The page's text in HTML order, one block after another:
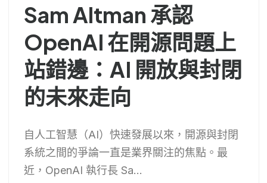
Sam Altman 承認
OpenAI 在開源問題上
站錯邊：AI 開放與封閉
的未來走向
自人工智慧（AI）快速發展以來，開源與封閉
系統之間的爭論一直是業界關注的焦點。最
近，OpenAI 執行長 Sa...